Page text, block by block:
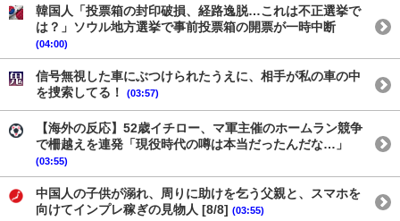
韓国人「投票箱の封印破損、経路逸脱…これは不正選挙で
は？」ソウル地方選挙で事前投票箱の開票が一時中断
(04:00)
信号無視した車にぶつけられたうえに、相手が私の車の中
を捜索してる！
(03:57)
【海外の反応】52歳イチロー、マ軍主催のホームラン競争
で柵越えを連発「現役時代の噂は本当だったんだな…」
(03:55)
中国人の子供が溺れ、周りに助けを乞う父親と、スマホを
向けてインプレ稼ぎの見物人 [8/8] (03:55)